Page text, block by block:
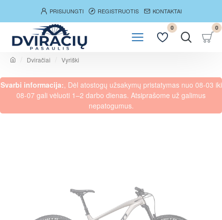
PRISIJUNGTI REGISTRUOTIS KONTAKTAI
0 0
o
m
Dviračiai Vyriški
Svarbi informacija:, Dėl atostogų užsakymų pristatymas nuo 08-03 iki
08-07 gali vėluoti 1–2 darbo dienas. Atsiprašome už galimus
nepatogumus.